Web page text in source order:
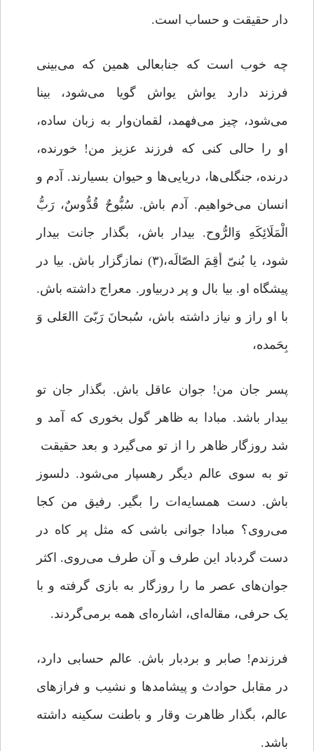
دار حقیقت و حساب است.
چه خوب است که جنابعالی همین که می‌بینی
فرزند دارد یواش یواش گویا می‌شود، بینا
می‌شود، چیز می‌فهمد، لقمان‌وار به زبان ساده،
او را حالی کنی که فرزند عزیز من! خورنده،
درنده، جنگلی‌ها، دریایی‌ها و حیوان بسیارند. آدم و
انسان می‌خواهیم. آدم باش. سُبُّوحٌ قُدُّوسٌ، رَبُّ
الْمَلَائِکَهِ وَالرُّوح. بیدار باش، بگذار جانت بیدار
شود، یا بُنیّ أقِمَ الصّالَه،(۳) نمازگزار باش. بیا در
پیشگاه او. بیا بال و پر دربیاور. معراج داشته باش.
با او راز و نیاز داشته باش، سُبحانَ رَبّیَ االعَلی وَ
بِحَمده،
پسر جان من! جوان عاقل باش. بگذار جان تو
بیدار باشد. مبادا به ظاهر گول بخوری که آمد و
شد روزگار ظاهر را از تو می‌گیرد و بعد حقیقت
تو به سوی عالم دیگر رهسپار می‌شود. دلسوز
باش. دست همسایه‌ات را بگیر. رفیق من کجا
می‌روی؟ مبادا جوانی باشی که مثل پر کاه در
دست گردباد این طرف و آن طرف می‌روی. اکثر
جوان‌های عصر ما را روزگار به بازی گرفته و با
یک حرفی، مقاله‌ای، اشاره‌ای همه برمی‌گردند.
فرزندم! صابر و بردبار باش. عالم حسابی دارد،
در مقابل حوادث و پیشامدها و نشیب و فرازهای
عالم، بگذار ظاهرت وقار و باطنت سکینه داشته
باشد.